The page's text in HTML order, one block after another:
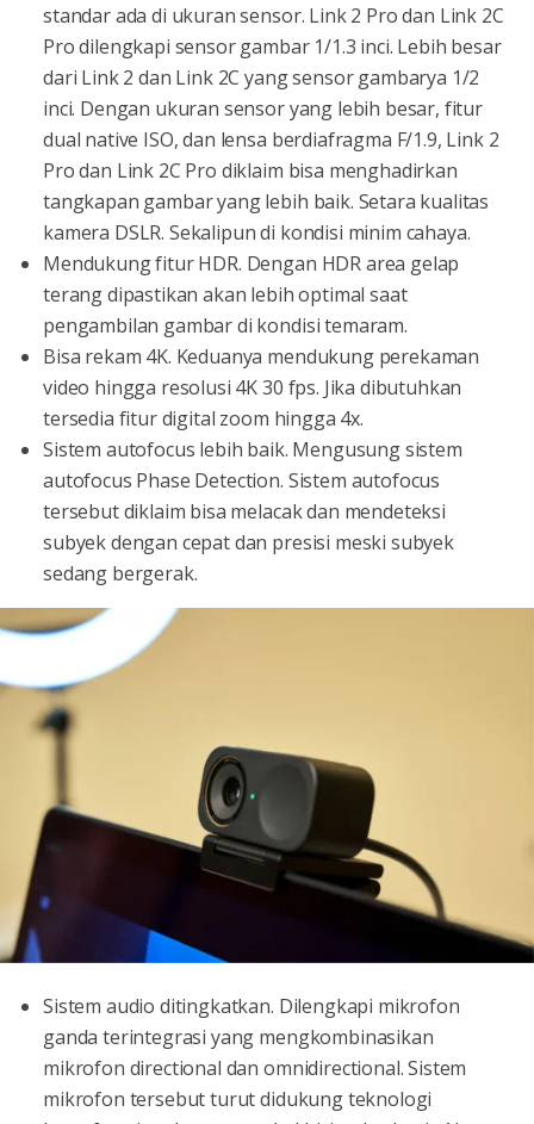
standar ada di ukuran sensor. Link 2 Pro dan Link 2C
Pro dilengkapi sensor gambar 1/1.3 inci. Lebih besar
dari Link 2 dan Link 2C yang sensor gambarya 1/2
inci. Dengan ukuran sensor yang lebih besar, fitur
dual native ISO, dan lensa berdiafragma F/1.9, Link 2
Pro dan Link 2C Pro diklaim bisa menghadirkan
tangkapan gambar yang lebih baik. Setara kualitas
kamera DSLR. Sekalipun di kondisi minim cahaya.
Mendukung fitur HDR. Dengan HDR area gelap
terang dipastikan akan lebih optimal saat
pengambilan gambar di kondisi temaram.
Bisa rekam 4K. Keduanya mendukung perekaman
video hingga resolusi 4K 30 fps. Jika dibutuhkan
tersedia fitur digital zoom hingga 4x.
Sistem autofocus lebih baik. Mengusung sistem
autofocus Phase Detection. Sistem autofocus
tersebut diklaim bisa melacak dan mendeteksi
subyek dengan cepat dan presisi meski subyek
sedang bergerak.
Sistem audio ditingkatkan. Dilengkapi mikrofon
ganda terintegrasi yang mengkombinasikan
mikrofon directional dan omnidirectional. Sistem
mikrofon tersebut turut didukung teknologi